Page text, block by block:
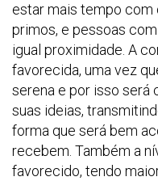
estar mais tempo com
primos, e pessoas
igual proximidade. A
favorecida, uma vez
serena e por isso será
suas ideias,
forma que será bem
recebem. Também a
favorecido, tendo